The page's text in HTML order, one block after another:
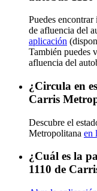
Puedes
de afluencia del
aplicación
También puedes
afluencia del
¿Circula en
Carris
Descubre el
Metropolitana en
¿Cuál es la
1110 de